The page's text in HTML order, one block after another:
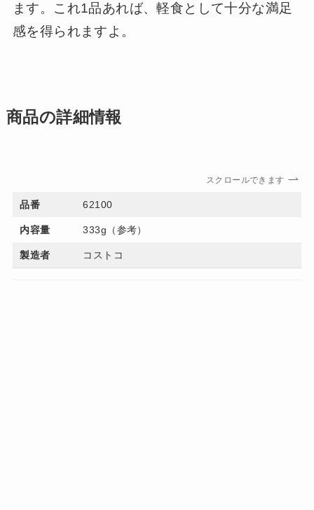
ます。これ1品あれば、軽食として十分な満足
感を得られますよ。
商品の詳細情報
スクロールできます
品番 62100
内容量 333g（参考）
製造者 コストコ